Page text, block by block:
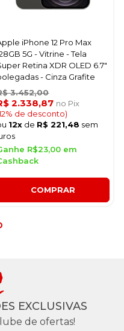
iPhone 12 Pro Max
5G - Vitrine - Tela
Retina XDR OLED 6.7"
- Cinza Grafite
3.452,00
2.338,87 no Pix
de desconto)
12x de R$ 221,48 sem
R$23,00 em
COMPRAR
EXCLUSIVAS
de ofertas!